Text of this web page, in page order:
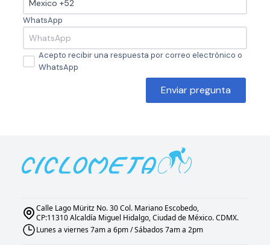
WhatsApp
Acepto recibir una respuesta por correo electrónico o
WhatsApp
Enviar pregunta
Calle Lago Müritz No. 30 Col. Mariano Escobedo,
CP:11310 Alcaldía Miguel Hidalgo, Ciudad de México. CDMX.
Lunes a viernes 7am a 6pm / Sábados 7am a 2pm